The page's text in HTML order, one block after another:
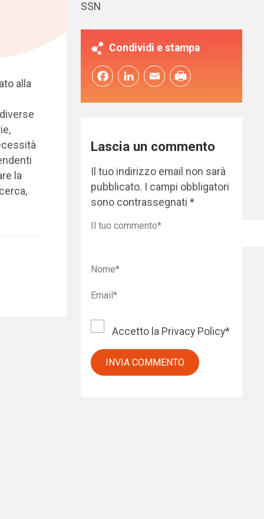
alla
la
SSN
Condividi e stampa
FacebookLinkedInEmail
Lascia un commento
Il tuo indirizzo email non sarà
pubblicato. I campi obbligatori
sono contrassegnati*
Accetto la Privacy Policy*